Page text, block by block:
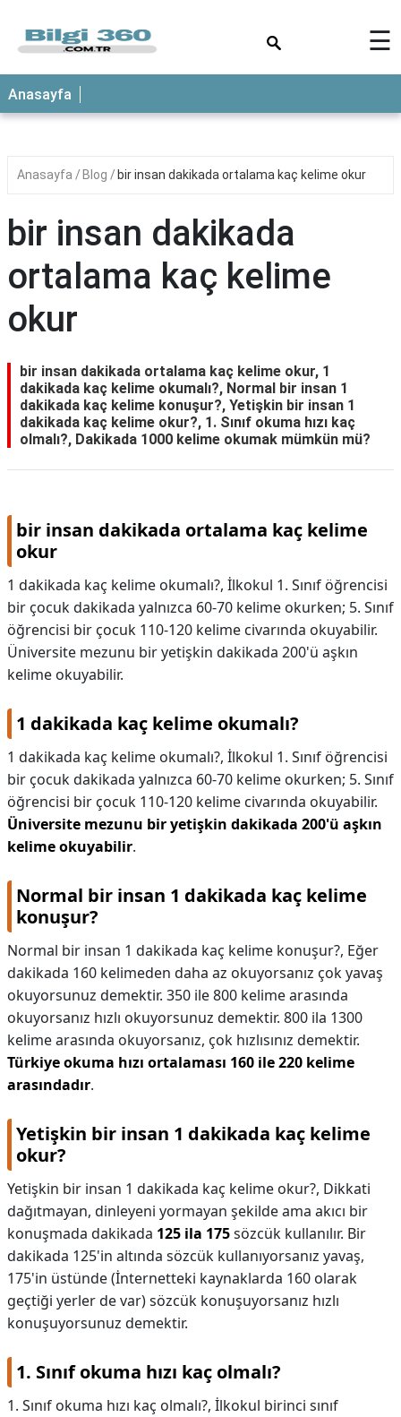
ANASAYFA
☰
Anasayfa
Anasayfa Blog bir insan dakikada ortalama kaç kelime okur
bir insan dakikada
ortalama kaç kelime
okur
bir insan dakikada ortalama kaç kelime okur, 1
dakikada kaç kelime okumalı?, Normal bir insan 1
dakikada kaç kelime konuşur?, Yetişkin bir insan 1
dakikada kaç kelime okur?, 1. Sınıf okuma hızı kaç
olmalı?, Dakikada 1000 kelime okumak mümkün mü?
bir insan dakikada ortalama kaç kelime
okur
1 dakikada kaç kelime okumalı?, İlkokul 1. Sınıf öğrencisi
bir çocuk dakikada yalnızca 60-70 kelime okurken; 5. Sınıf
öğrencisi bir çocuk 110-120 kelime civarında okuyabilir.
Üniversite mezunu bir yetişkin dakikada 200'ü aşkın
kelime okuyabilir.
1 dakikada kaç kelime okumalı?
1 dakikada kaç kelime okumalı?, İlkokul 1. Sınıf öğrencisi
bir çocuk dakikada yalnızca 60-70 kelime okurken; 5. Sınıf
öğrencisi bir çocuk 110-120 kelime civarında okuyabilir.
Üniversite mezunu bir yetişkin dakikada 200'ü aşkın
kelime okuyabilir.
Normal bir insan 1 dakikada kaç kelime
konuşur?
Normal bir insan 1 dakikada kaç kelime konuşur?, Eğer
dakikada 160 kelimeden daha az okuyorsanız çok yavaş
okuyorsunuz demektir. 350 ile 800 kelime arasında
okuyorsanız hızlı okuyorsunuz demektir. 800 ila 1300
kelime arasında okuyorsanız, çok hızlısınız demektir.
Türkiye okuma hızı ortalaması 160 ile 220 kelime
arasındadır.
Yetişkin bir insan 1 dakikada kaç kelime
okur?
Yetişkin bir insan 1 dakikada kaç kelime okur?, Dikkati
dağıtmayan, dinleyeni yormayan şekilde ama akıcı bir
konuşmada dakikada 125 ila 175sözcük kullanılır. Bir
dakikada 125'in altında sözcük kullanıyorsanız yavaş,
175'in üstünde (İnternetteki kaynaklarda 160 olarak
geçtiği yerler de var) sözcük konuşuyorsanız hızlı
konuşuyorsunuz demektir.
1. Sınıf okuma hızı kaç olmalı?
1. Sınıf okuma hızı kaç olmalı?, İlkokul birinci sınıf